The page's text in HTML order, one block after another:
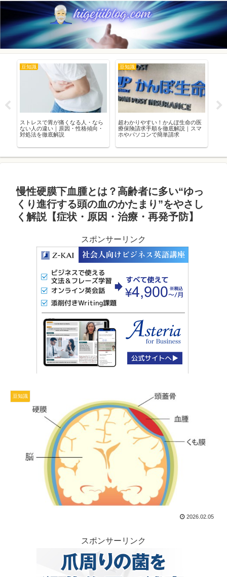
豆知識
ストレスで胃が痛くなる人・なら
ない人の違い｜原因・性格傾向・
対処法を徹底解説
豆知識
超わかりやすい！かんぽ生命の医
療保険請求手順を徹底解説｜スマ
ホやパソコンで簡単請求
慢性硬膜下血腫とは？高齢者に多い“ゆっ
くり進行する頭の血のかたまり”をやさし
く解説【症状・原因・治療・再発予防】
スポンサーリンク
豆知識
2026.02.05
スポンサーリンク